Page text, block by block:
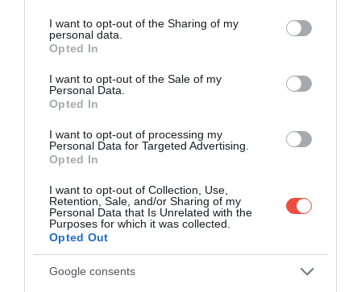
not limited to your visit or usage behaviour. You may click to
grant or deny consent to Google and its third-party tags to
use your data for below specified purposes in below Google
consent section.
I want to opt-out of the Sharing of my
personal data.
Opted In
I want to opt-out of the Sale of my
Personal Data.
Opted In
I want to opt-out of processing my
Personal Data for Targeted Advertising.
Opted In
I want to opt-out of Collection, Use,
Retention, Sale, and/or Sharing of my
Personal Data that Is Unrelated with the
Purposes for which it was collected.
Opted Out
Google consents
Egy trópusi úti cél, amit a világ legolcsóbb
városaként emlegetnek
legismertebbek nyújtják a legjobb ár-érték arányt…